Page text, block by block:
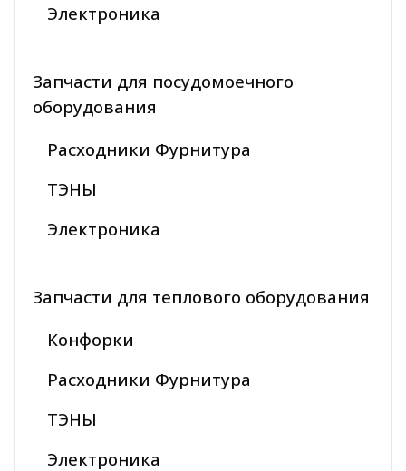
Электроника
Запчасти для посудомоечного
оборудования
Расходники Фурнитура
ТЭНЫ
Электроника
Запчасти для теплового оборудования
Конфорки
Расходники Фурнитура
ТЭНЫ
Электроника